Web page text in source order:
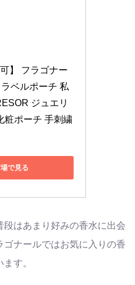
】 フラゴナー
ベルポーチ 私
ジュエリ
粧ポーチ 手刺繍
で見る
はあまり好みの香水に出会
ゴナールではお気に入りの香
す。